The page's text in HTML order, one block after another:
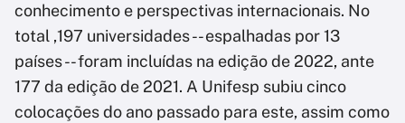
conhecimento e perspectivas internacionais. No
total ,197 universidades -- espalhadas por 13
países -- foram incluídas na edição de 2022, ante
177 da edição de 2021. A Unifesp subiu cinco
colocações do ano passado para este, assim como